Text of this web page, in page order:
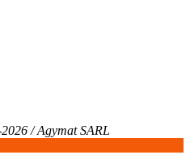
/ Agymat SARL